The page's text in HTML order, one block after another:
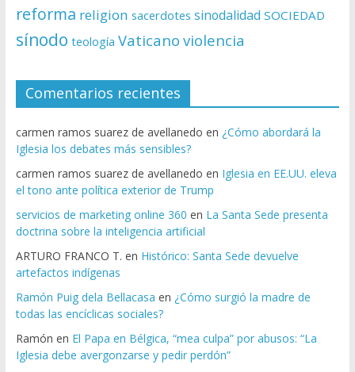
reforma religion sacerdotes sinodalidad SOCIEDAD
sínodo teología Vaticano violencia
Comentarios recientes
carmen ramos suarez de avellanedo en ¿Cómo abordará la
Iglesia los debates más sensibles?
carmen ramos suarez de avellanedo en Iglesia en EE.UU. eleva
el tono ante política exterior de Trump
servicios de marketing online 360 en La Santa Sede presenta
doctrina sobre la inteligencia artificial
ARTURO FRANCO T. en Histórico: Santa Sede devuelve
artefactos indígenas
Ramón Puig dela Bellacasa en ¿Cómo surgió la madre de
todas las encíclicas sociales?
Ramón en El Papa en Bélgica, “mea culpa” por abusos: “La
Iglesia debe avergonzarse y pedir perdón”